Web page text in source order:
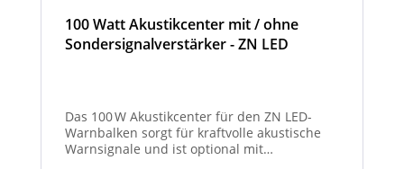
100 Watt Akustikcenter mit / ohne
Sondersignalverstärker - ZN LED
Das 100 W Akustikcenter für den ZN LED-
Warnbalken sorgt für kraftvolle akustische
Warnsignale und ist optional mit